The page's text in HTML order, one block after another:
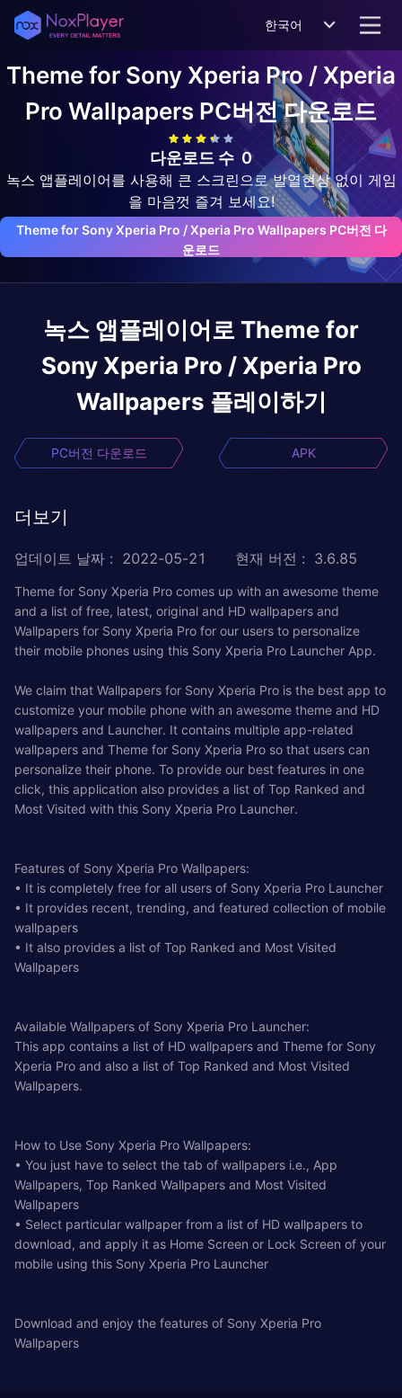
한국어
Theme for Sony Xperia Pro / Xperia
Pro Wallpapers PC버전 다운로드
다운로드 수 0
녹스 앱플레이어를 사용해 큰 스크린으로 발열현상 없이 게임
을 마음껏 즐겨 보세요!
Theme for Sony Xperia Pro / Xperia Pro Wallpapers PC버전 다
운로드
녹스 앱플레이어로 Theme for
Sony Xperia Pro / Xperia Pro
Wallpapers 플레이하기
PC버전 다운로드 APK
더보기
업데이트 날짜 : 2022-05-21 현재 버전 : 3.6.85
Theme for Sony Xperia Pro comes up with an awesome theme
and a list of free, latest, original and HD wallpapers and
Wallpapers for Sony Xperia Pro for our users to personalize
their mobile phones using this Sony Xperia Pro Launcher App.
We claim that Wallpapers for Sony Xperia Pro is the best app to
customize your mobile phone with an awesome theme and HD
wallpapers and Launcher. It contains multiple app-related
wallpapers and Theme for Sony Xperia Pro so that users can
personalize their phone. To provide our best features in one
click, this application also provides a list of Top Ranked and
Most Visited with this Sony Xperia Pro Launcher.
Features of Sony Xperia Pro Wallpapers:
• It is completely free for all users of Sony Xperia Pro Launcher
• It provides recent, trending, and featured collection of mobile
wallpapers
• It also provides a list of Top Ranked and Most Visited
Wallpapers
Available Wallpapers of Sony Xperia Pro Launcher:
This app contains a list of HD wallpapers and Theme for Sony
Xperia Pro and also a list of Top Ranked and Most Visited
Wallpapers.
How to Use Sony Xperia Pro Wallpapers:
• You just have to select the tab of wallpapers i.e., App
Wallpapers, Top Ranked Wallpapers and Most Visited
Wallpapers
• Select particular wallpaper from a list of HD wallpapers to
download, and apply it as Home Screen or Lock Screen of your
mobile using this Sony Xperia Pro Launcher
Download and enjoy the features of Sony Xperia Pro
Wallpapers